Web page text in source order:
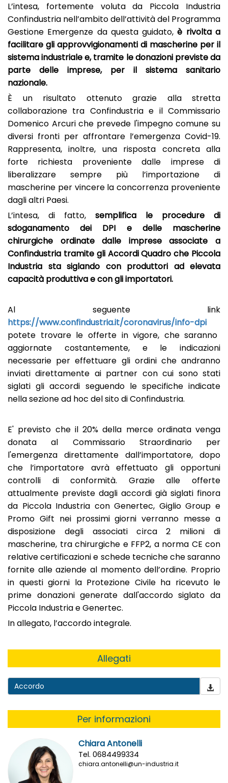
L’intesa, fortemente voluta da Piccola Industria
Confindustria nell’ambito dell’attività del Programma
Gestione Emergenze da questa guidato,è rivolta a
facilitare gli approvvigionamenti di mascherine per il
sistema industriale e, tramite le donazioni previste da
parte delle imprese, per il sistema sanitario
nazionale.
È un risultato ottenuto grazie alla stretta
collaborazione tra Confindustria e il Commissario
Domenico Arcuri che prevede l'impegno comune su
diversi fronti per affrontare l’emergenza Covid-19.
Rappresenta, inoltre, una risposta concreta alla
forte richiesta proveniente dalle imprese di
liberalizzare sempre più l’importazione di
mascherine per vincere la concorrenza proveniente
dagli altri Paesi.
L’intesa, di fatto, semplifica le procedure di
sdoganamento dei DPI e delle mascherine
chirurgiche ordinate dalle imprese associate a
Confindustria tramite gli Accordi Quadro che Piccola
Industria sta siglando con produttori ad elevata
capacità produttiva e con gli importatori.
Al seguente link
https://www.confindustria.it/coronavirus/info-dpi
potete trovare le offerte in vigore, che saranno
aggiornate costantemente, e le indicazioni
necessarie per effettuare gli ordini che andranno
inviati direttamente ai partner con cui sono stati
siglati gli accordi seguendo le specifiche indicate
nella sezione ad hoc del sito di Confindustria.
E' previsto che il 20% della merce ordinata venga
donata al Commissario Straordinario per
l'emergenza direttamente dall’importatore, dopo
che l’importatore avrà effettuato gli opportuni
controlli di conformità. Grazie alle offerte
attualmente previste dagli accordi già siglati finora
da Piccola Industria con Genertec, Giglio Group e
Promo Gift nei prossimi giorni verranno messe a
disposizione degli associati circa 2 milioni di
mascherine, tra chirurgiche e FFP2, a norma CE con
relative certificazioni e schede tecniche che saranno
fornite alle aziende al momento dell’ordine. Proprio
in questi giorni la Protezione Civile ha ricevuto le
prime donazioni generate dall'accordo siglato da
Piccola Industria e Genertec.
In allegato, l’accordo integrale.
Allegati
Accordo
Per informazioni
Chiara Antonelli
Tel. 0684499334
chiara.antonelli@un-industria.it